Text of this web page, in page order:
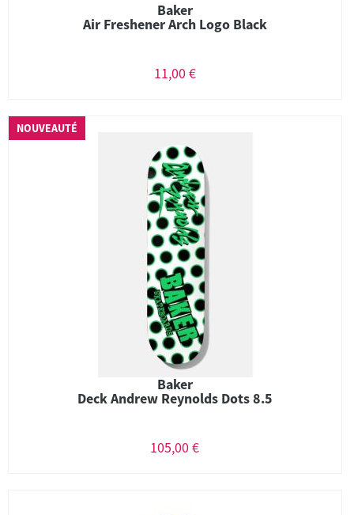
Baker
Air Freshener Arch Logo Black
11,00 €
NOUVEAUTÉ
Baker
Deck Andrew Reynolds Dots 8.5
105,00 €